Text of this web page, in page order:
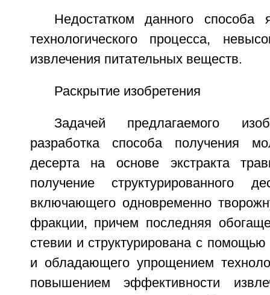
Недостатком данного способа
технологического процесса,
извлечения питательных веществ.
Раскрытие изобретения
Задачей предлагаемого
разработка способа получения
десерта на основе экстракта
получение структурированного
включающего одновременно
фракции, причем последняя
стевии и структурирована с
и обладающего упрощением
повышением эффективности